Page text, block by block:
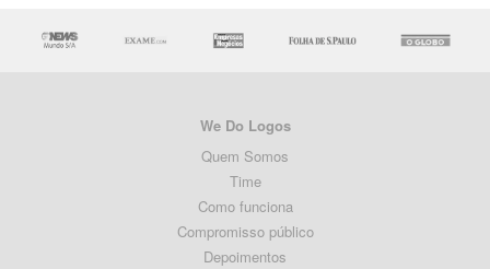
We Do Logos
Quem Somos
Time
Como funciona
Compromisso público
Depoimentos